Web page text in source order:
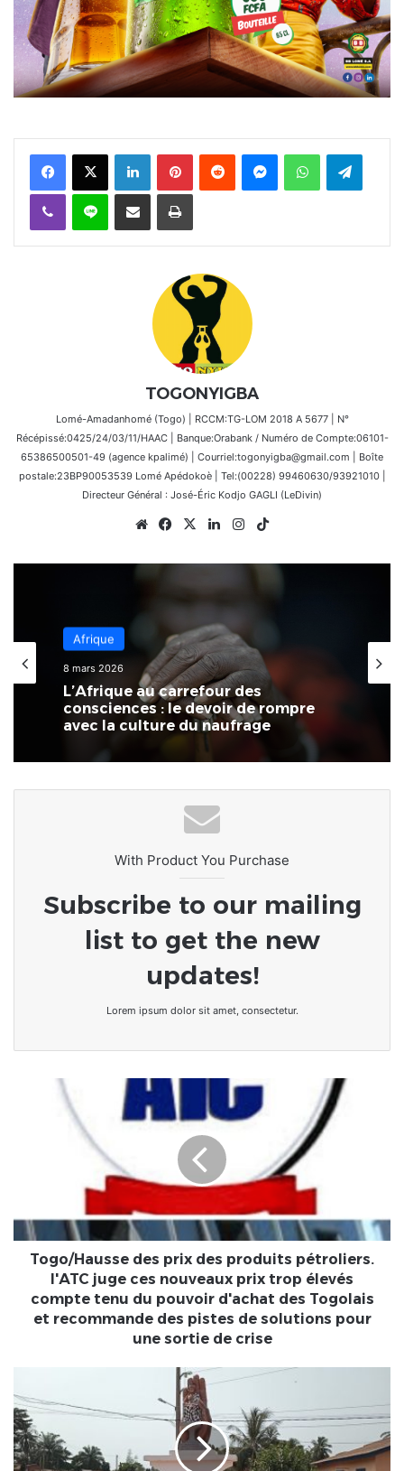
FacebookX Linkedin PinterestReddit MessengerWhatsAppTelegram
Viber Ligne Partager par email Imprimer
TOGONYIGBA
Lomé-Amadanhomé (Togo) | RCCM:TG-LOM 2018 A 5677 | N°
Récépissé:0425/24/03/11/HAAC | Banque:Orabank / Numéro de Compte:06101-
65386500501-49 (agence kpalimé) | Courriel:togonyigba@gmail.com | Boîte
postale:23BP90053539 Lomé Apédokoè | Tel:(00228) 99460630/93921010 |
Directeur Général : José-Éric Kodjo GAGLI (LeDivin)
WebsiteFacebook
X LinkedinInstagram
Afrique
8 mars 2026
L’Afrique au carrefour des
consciences : le devoir de rompre
avec la culture du naufrage
With Product You Purchase
Subscribe to our mailing
list to get the new
updates!
Lorem ipsum dolor sit amet, consectetur.
Togo/Hausse
juge
ces
nouveaux
trop
élevés
d'achat
des
Togolais
et
Togo/Hausse des prix des produits pétroliers.
l'ATC juge ces nouveaux prix trop élevés
compte tenu du pouvoir d'achat des Togolais
et recommande des pistes de solutions pour
une sortie de crise
:
Sa
Majesté
Gê